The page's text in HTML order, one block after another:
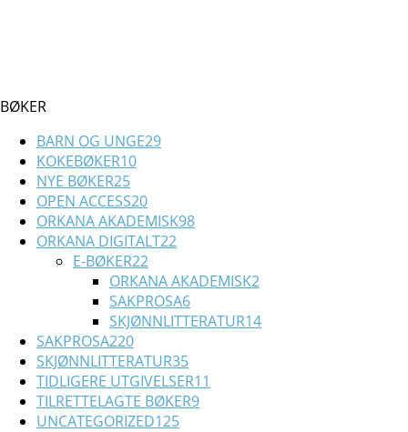
BØKER
BARN OG UNGE29
KOKEBØKER10
NYE BØKER25
OPEN ACCESS20
ORKANA AKADEMISK98
ORKANA DIGITALT22
E-BØKER22
ORKANA AKADEMISK2
SAKPROSA6
SKJØNNLITTERATUR14
SAKPROSA220
SKJØNNLITTERATUR35
TIDLIGERE UTGIVELSER11
TILRETTELAGTE BØKER9
UNCATEGORIZED125